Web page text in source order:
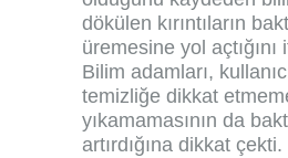
dökülen kırıntıların
üremesine yol açtığını
Bilim adamları,
temizliğe dikkat
yıkamamasının da
artırdığına dikkat çekti.